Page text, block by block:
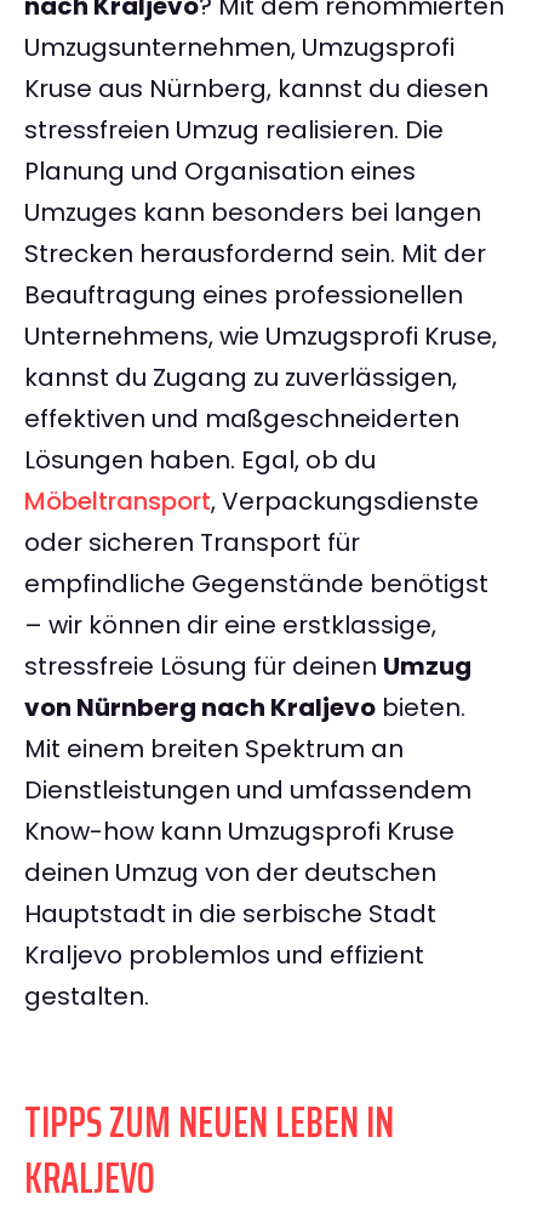
Umzugsunternehmen, Umzugsprofi
Kruse aus Nürnberg, kannst du diesen
stressfreien Umzug realisieren. Die
Planung und Organisation eines
Umzuges kann besonders bei langen
Strecken herausfordernd sein. Mit der
Beauftragung eines professionellen
Unternehmens, wie Umzugsprofi Kruse,
kannst du Zugang zu zuverlässigen,
effektiven und maßgeschneiderten
Lösungen haben. Egal, ob du
Möbeltransport, Verpackungsdienste
oder sicheren Transport für
empfindliche Gegenstände benötigst
– wir können dir eine erstklassige,
stressfreie Lösung für deinen Umzug
von Nürnberg nach Kraljevo bieten.
Mit einem breiten Spektrum an
Dienstleistungen und umfassendem
Know-how kann Umzugsprofi Kruse
deinen Umzug von der deutschen
Hauptstadt in die serbische Stadt
Kraljevo problemlos und effizient
gestalten.
TIPPS ZUM NEUEN LEBEN IN
KRALJEVO